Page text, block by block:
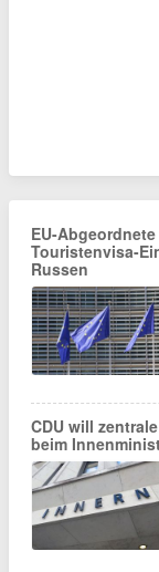
EU-
Touristenvisa-
Russen
CDU will
beim